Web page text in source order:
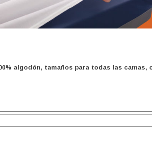
algodón, tamaños para todas las camas,